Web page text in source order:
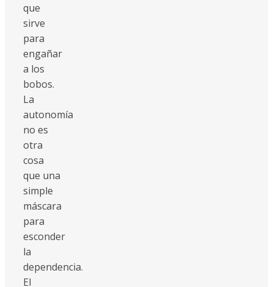
que
sirve
para
engañar
a los
bobos.
La
autonomía
no es
otra
cosa
que una
simple
máscara
para
esconder
la
dependencia.
El